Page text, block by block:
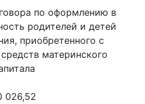
по оформлению в
родителей и детей
приобретенного с
материнского
026,52